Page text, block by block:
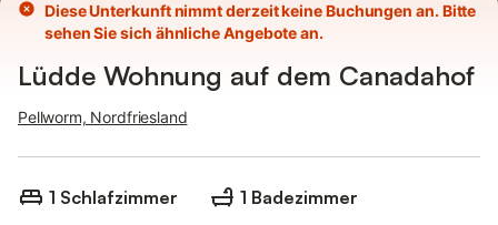
Diese Unterkunft nimmt derzeit keine Buchungen an. Bitte
sehen Sie sich ähnliche Angebote an.
Lüdde Wohnung auf dem Canadahof
Pellworm, Nordfriesland
1 Schlafzimmer
1 Badezimmer